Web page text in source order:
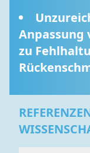
Anpassung
zu